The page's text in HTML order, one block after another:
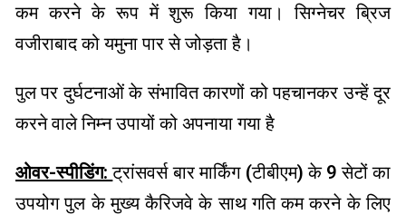
कम करने के रूप में शुरू किया गया। सिग्नेचर ब्रिज
वजीराबाद को यमुना पार से जोड़ता है।
पुल पर दुर्घटनाओं के संभावित कारणों को पहचानकर उन्हें दूर
करने वाले निम्न उपायों को अपनाया गया है
ओवर-स्पीडिंग:ट्रांसवर्स बार मार्किंग (टीबीएम) के 9 सेटों का
उपयोग पुल के मुख्य कैरिजवे के साथ गति कम करने के लिए